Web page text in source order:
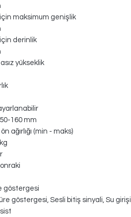
maksimum genişlik
derinlik
yükseklik
160 mm
ağırlığı (min - maks)
göstergesi
göstergesi, Sesli bitiş sinyali, Su girişi